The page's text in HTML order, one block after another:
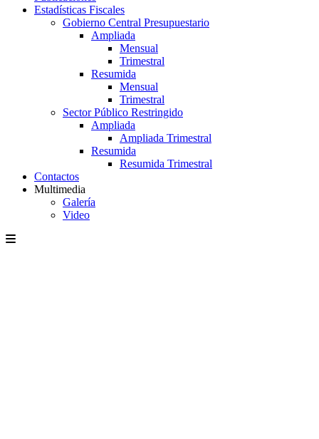
Estadísticas Fiscales
Gobierno Central Presupuestario
Ampliada
Mensual
Trimestral
Resumida
Mensual
Trimestral
Sector Público Restringido
Ampliada
Ampliada Trimestral
Resumida
Resumida Trimestral
Contactos
Multimedia
Galería
Video